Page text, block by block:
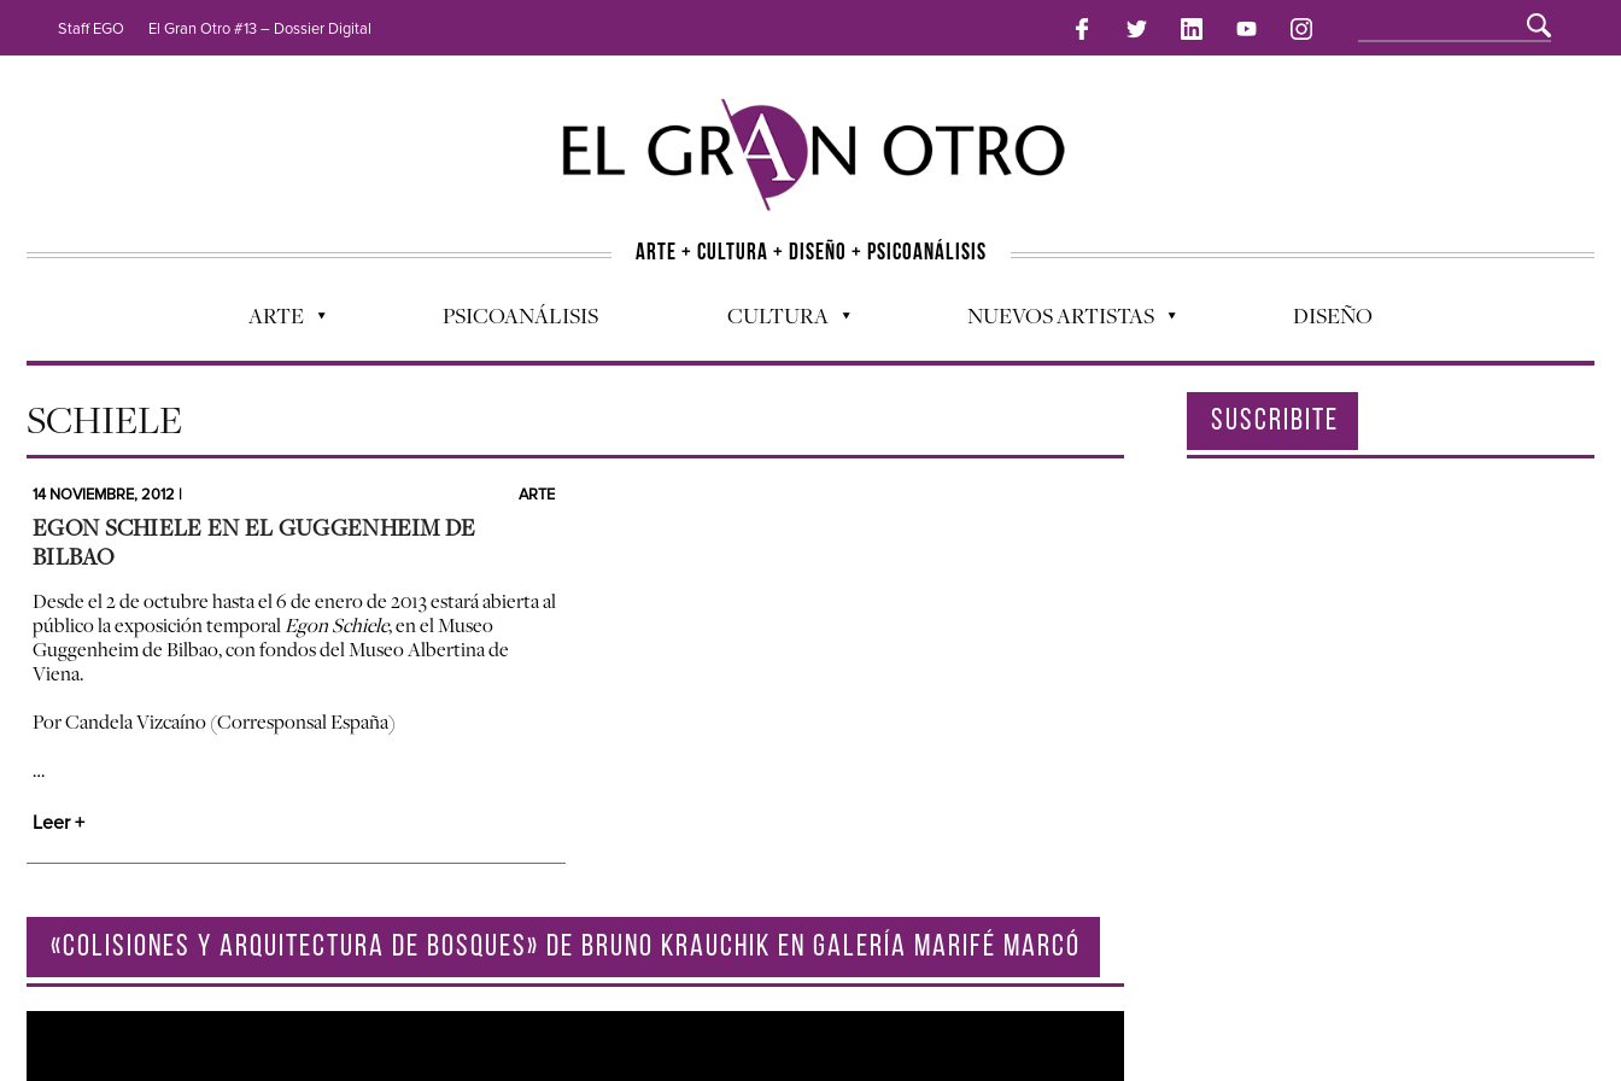
Staff EGO El Gran Otro #13 – Dossier Digital
ARTE + CULTURA + DISEÑO + PSICOANÁLISIS
ARTE PSICOANÁLISIS CULTURA NUEVOS ARTISTAS DISEÑO
SCHIELE
14 NOVIEMBRE, 2012 | ARTE
EGON SCHIELE EN EL GUGGENHEIM DE
BILBAO
Desde el 2 de octubre hasta el 6 de enero de 2013 estará abierta al
público la exposición temporalEgon Schiele, en el Museo
Guggenheim de Bilbao, con fondos del Museo Albertina de
Viena.
Por Candela Vizcaíno (Corresponsal España)
…
Leer +
«COLISIONES Y ARQUITECTURA DE BOSQUES» DE BRUNO KRAUCHIK EN GALERÍA MARIFÉ MARCÓ
SUSCRIBITE